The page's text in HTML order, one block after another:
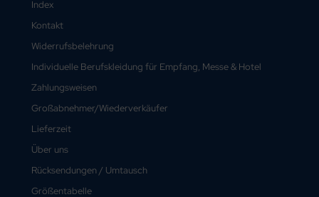
Index
Kontakt
Widerrufsbelehrung
Individuelle Berufskleidung für Empfang, Messe & Hotel
Zahlungsweisen
Großabnehmer/Wiederverkäufer
Lieferzeit
Über uns
Rücksendungen / Umtausch
Größentabelle